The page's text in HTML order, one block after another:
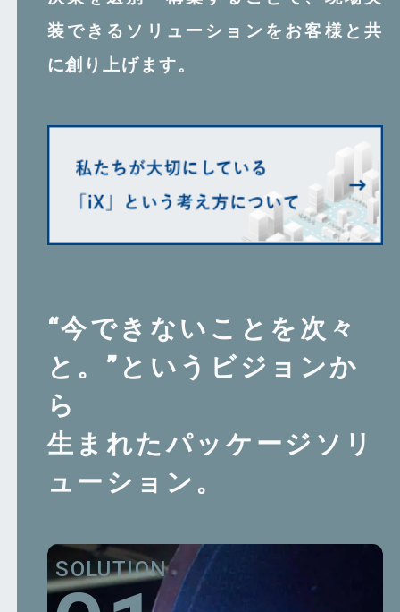
装できるソリューションをお客様と共
に創り上げます。
“今できないことを次々
と。”というビジョンか
ら
⽣まれたパッケージソリ
ューション。